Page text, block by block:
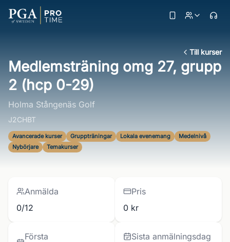
Till kurser
Medlemsträning omg 27, grupp
2 (hcp 0-29)
Holma Stångenäs Golf
J2CHBT
Avancerade kurser Gruppträningar Lokala evenemang
Medelnivå
Nybörjare
Temakurser
Anmälda
0/12
Pris
0 kr
Första
Sista anmälningsdag